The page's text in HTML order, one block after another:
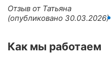
Отзыв от Татьяна
(опубликовано 30.03.2026)
Как мы работаем